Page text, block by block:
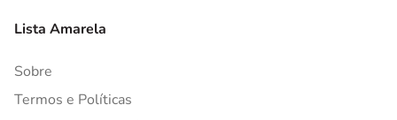
Lista Amarela
Sobre
Termos e Políticas